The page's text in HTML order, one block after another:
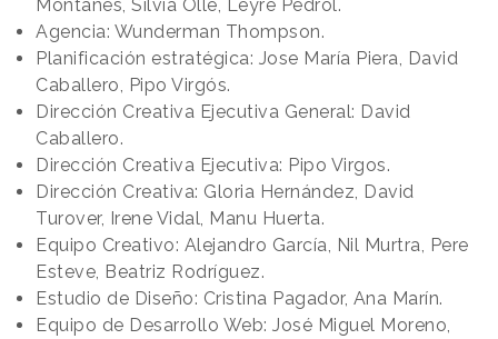
Montañés, Silvia Ollé, Leyre Pedrol.
Agencia: Wunderman Thompson.
Planificación estratégica: Jose María Piera, David
Caballero, Pipo Virgós.
Dirección Creativa Ejecutiva General: David
Caballero.
Dirección Creativa Ejecutiva: Pipo Virgos.
Dirección Creativa: Gloria Hernández, David
Turover, Irene Vidal, Manu Huerta.
Equipo Creativo: Alejandro García, Nil Murtra, Pere
Esteve, Beatriz Rodríguez.
Estudio de Diseño: Cristina Pagador, Ana Marín.
Equipo de Desarrollo Web: José Miguel Moreno,